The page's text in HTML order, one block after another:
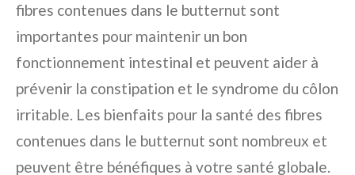
fibres contenues dans le butternut sont
importantes pour maintenir un bon
fonctionnement intestinal et peuvent aider à
prévenir la constipation et le syndrome du côlon
irritable. Les bienfaits pour la santé des fibres
contenues dans le butternut sont nombreux et
peuvent être bénéfiques à votre santé globale.